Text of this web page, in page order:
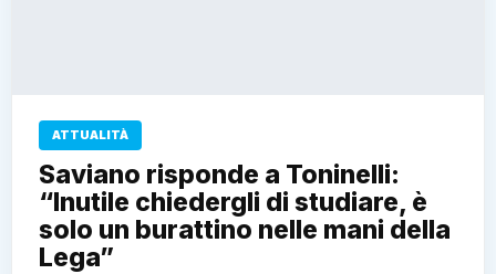
ATTUALITÀ
Saviano risponde a Toninelli:
“Inutile chiedergli di studiare, è
solo un burattino nelle mani della
Lega”